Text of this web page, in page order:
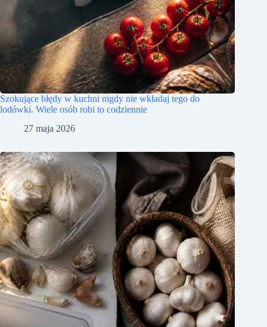
Szokujące błędy w kuchni nigdy nie wkładaj tego do
lodówki. Wiele osób robi to codziennie
27 maja 2026